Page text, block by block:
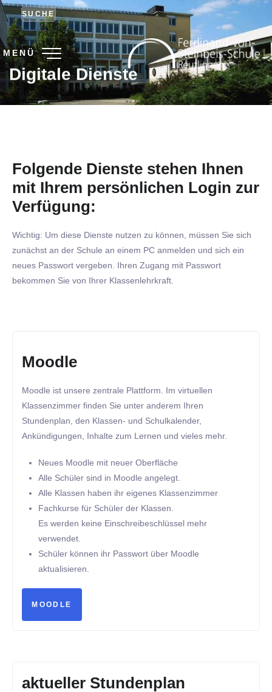
SUCHE
MENÜ
Digitale Dienste
Folgende Dienste stehen Ihnen
mit Ihrem persönlichen Login zur
Verfügung:
Wichtig: Um diese Dienste nutzen zu können, müssen Sie sich
zunächst an der Schule an einem PC anmelden und sich ein
neues Passwort vergeben. Ihren Zugang mit Passwort
bekommen Sie von Ihrer Klassenlehrkraft.
Moodle
Moodle ist unsere zentrale Plattform. Im virtuellen
Klassenzimmer finden Sie unter anderem Ihren
Stundenplan, den Klassen- und Schulkalender,
Ankündigungen, Inhalte zum Lernen und vieles mehr.
Neues Moodle mit neuer Oberfläche
Alle Schüler sind in Moodle angelegt.
Alle Klassen haben ihr eigenes Klassenzimmer
Fachkurse für Schüler der Klassen.
Es werden keine Einschreibeschlüssel mehr
verwendet.
Schüler können ihr Passwort über Moodle
aktualisieren.
MOODLE
aktueller Stundenplan